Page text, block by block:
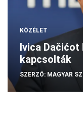
KÖZÉLET
Ivica
kapcsolták
SZERZŐ: MAGYAR